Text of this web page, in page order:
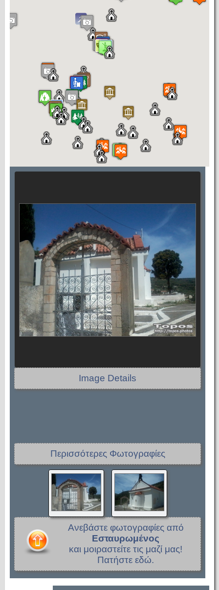
Image Details
Περισσότερες Φωτογραφίες
Ανεβάστε φωτογραφίες από
Εσταυρωμένος
και μοιραστείτε τις μαζί μας!
Πατήστε εδώ.